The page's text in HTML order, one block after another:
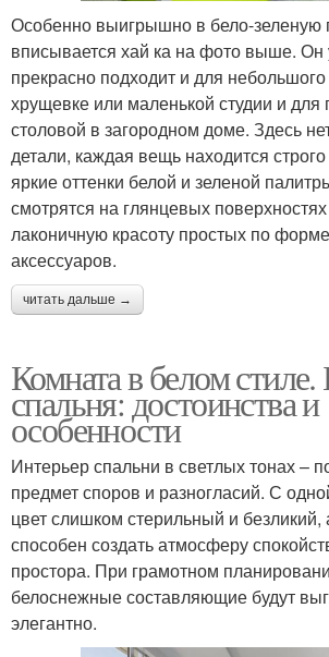
Особенно выигрышно в бело-зеленую
вписывается хай ка на фото выше. Он
прекрасно подходит и для
хрущевке или маленькой студии и для
столовой в загородном доме. Здесь
детали, каждая вещь находится
яркие оттенки белой и зеленой
смотрятся на глянцевых
лаконичную красоту простых по
аксессуаров.
читать дальше →
Комната в белом стиле.
спальня: достоинства и
особенности
Интерьер спальни в светлых тонах –
предмет споров и разногласий. С
цвет слишком стерильный и безликий,
способен создать атмосферу
простора. При грамотном
белоснежные составляющие будут
элегантно.